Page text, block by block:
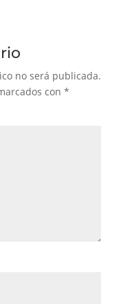
no será publicada.
con *